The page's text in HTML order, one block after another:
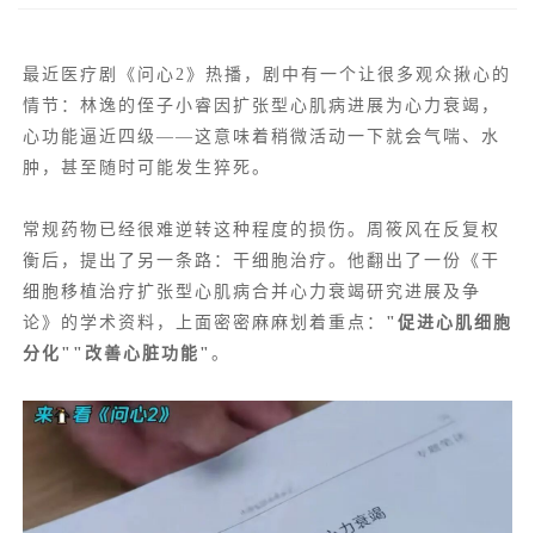
最近医疗剧 《问心2》 热播，剧中有一个让很多观众揪心的
情节：林逸的侄子小睿因扩张型心肌病进展为心力衰竭，
心功能逼近四级——这意味着稍微活动一下就会气喘、水
肿，甚至随时可能发生猝死。
常规药物已经很难逆转这种程度的损伤。周筱风在反复权
衡后，提出了另一条路：干细胞治疗。他翻出了一份《干
细胞移植治疗扩张型心肌病合并心力衰竭研究进展及争
论》的学术资料，上面密密麻麻划着重点： "促进心肌细胞
分化""改善心脏功能" 。